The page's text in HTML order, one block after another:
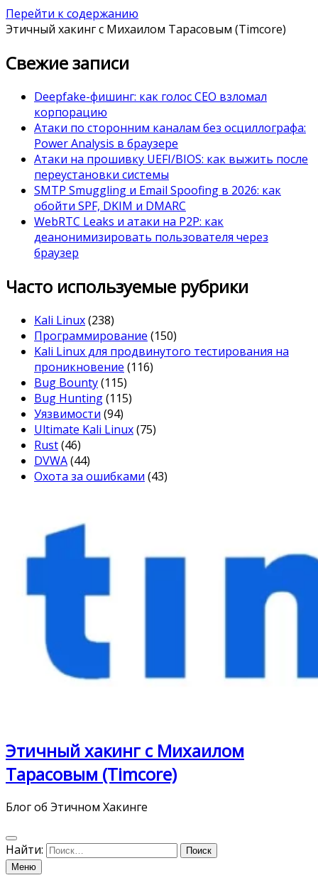
Перейти к содержанию
Этичный хакинг с Михаилом Тарасовым (Timcore)
Свежие записи
Deepfake-фишинг: как голос CEO взломал
корпорацию
Атаки по сторонним каналам без осциллографа:
Power Analysis в браузере
Атаки на прошивку UEFI/BIOS: как выжить после
переустановки системы
SMTP Smuggling и Email Spoofing в 2026: как
обойти SPF, DKIM и DMARC
WebRTC Leaks и атаки на P2P: как
деанонимизировать пользователя через
браузер
Часто используемые рубрики
Kali Linux(238)
Программирование (150)
Kali Linux для продвинутого тестирования на
проникновение (116)
Bug Bounty(115)
Bug Hunting(115)
Уязвимости (94)
Ultimate Kali Linux(75)
Rust(46)
DVWA(44)
Охота за ошибками (43)
Этичный хакинг с Михаилом
Тарасовым (Timcore)
Блог об Этичном Хакинге
Найти:
Меню